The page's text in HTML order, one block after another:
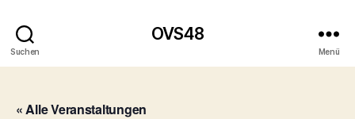
Suchen
OVS48
Menü
« Alle Veranstaltungen